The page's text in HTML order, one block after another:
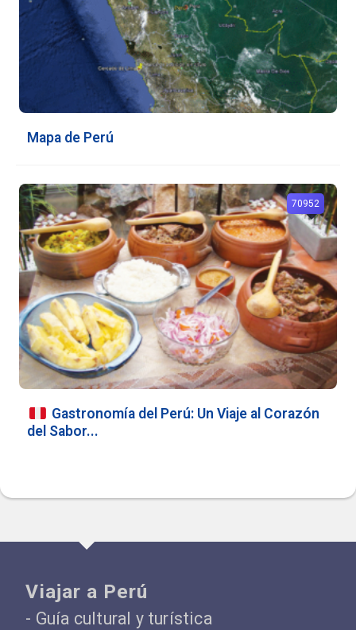
Mapa de Perú
Gastronomía del Perú: Un Viaje al Corazón
del Sabor...
70952
Viajar a Perú
- Guía cultural y turística